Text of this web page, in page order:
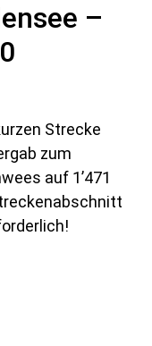
–
Strecke
zum
auf 1’471